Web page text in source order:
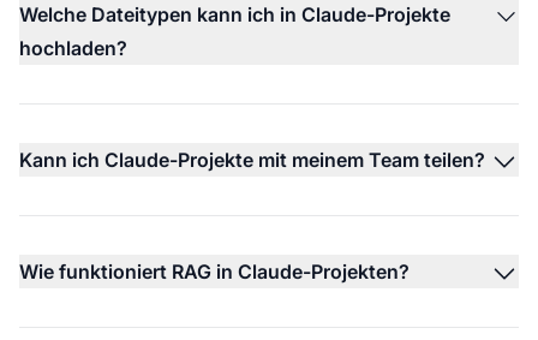
Welche Dateitypen kann ich in Claude-Projekte
hochladen?
Kann ich Claude-Projekte mit meinem Team teilen?
Wie funktioniert RAG in Claude-Projekten?